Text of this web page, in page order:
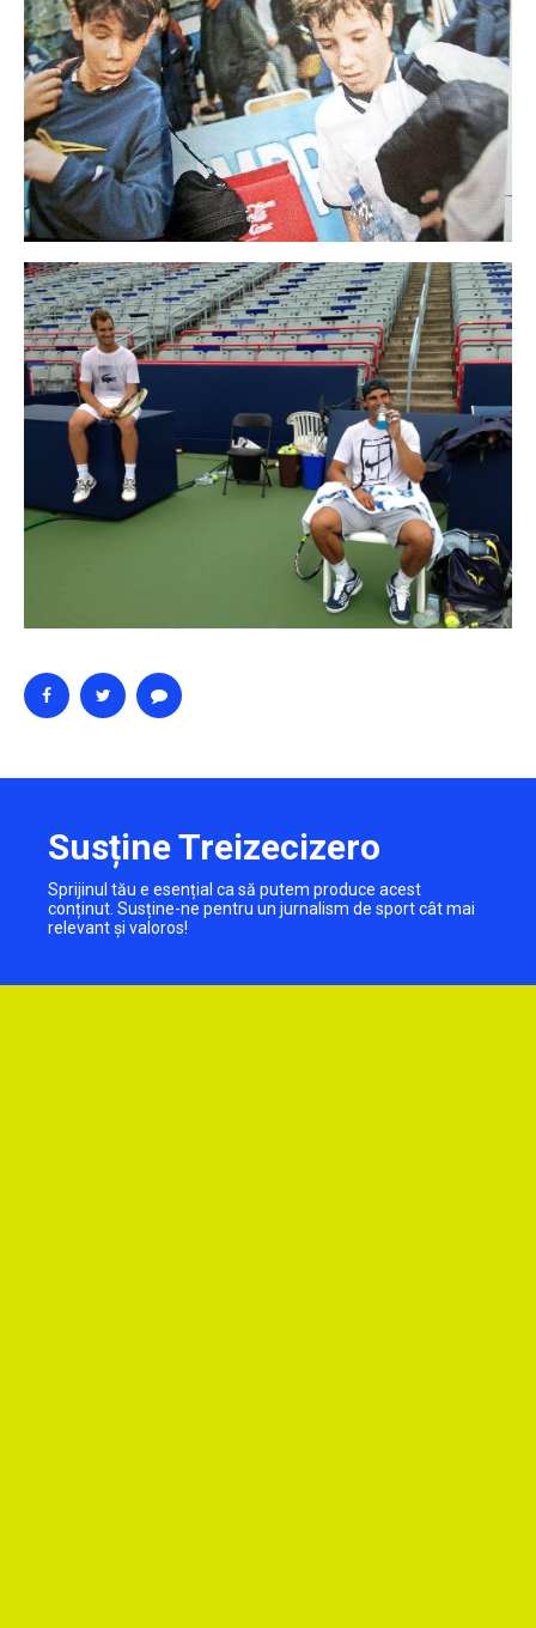
Susține Treizecizero
Sprijinul tău e esențial ca să putem produce acest
conținut. Susține-ne pentru un jurnalism de sport cât mai
relevant și valoros!